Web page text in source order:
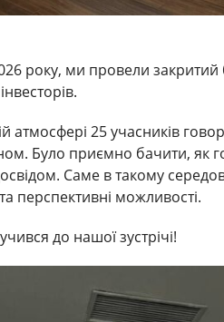
року, ми провели закритий
атмосфері 25 учасників
Було приємно бачити, як
Саме в такому
перспективні можливості.
до нашої зустрічі!